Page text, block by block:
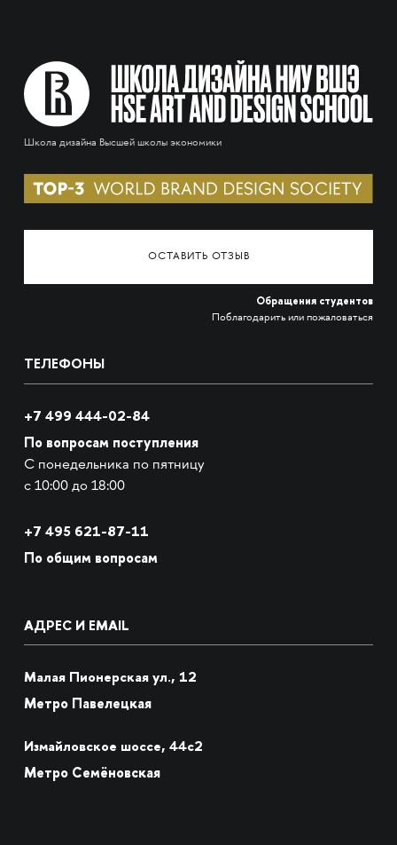
Школа дизайна Высшей школы экономики
ОСТАВИТЬ ОТЗЫВ
Обращения студентов
Поблагодарить или пожаловаться
ТЕЛЕФОНЫ
+7 499 444-02-84
По вопросам поступления
С понедельника по пятницу
с 10:00 до 18:00
+7 495 621-87-11
По общим вопросам
АДРЕС И EMAIL
Малая Пионерская ул., 12
Метро Павелецкая
Измайловское шоссе, 44с2
Метро Семёновская